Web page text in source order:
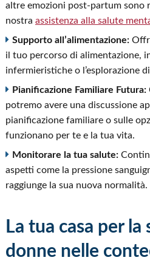
altre emozioni post-partum sono
nostra assistenza alla salute
Supporto all’alimentazione:
il tuo percorso di alimentazione,
infermieristiche o l’esplorazione
Pianificazione Familiare Futura:
potremo avere una discussione
pianificazione familiare o sulle
funzionano per te e la tua vita.
Monitorare la tua salute:
aspetti come la pressione
raggiunge la sua nuova normalità.
La tua casa per la
donne nelle